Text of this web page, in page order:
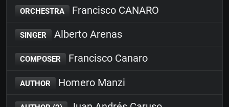
ORCHESTRA Francisco CANARO
SINGER Alberto Arenas
COMPOSER Francisco Canaro
AUTHOR Homero Manzi